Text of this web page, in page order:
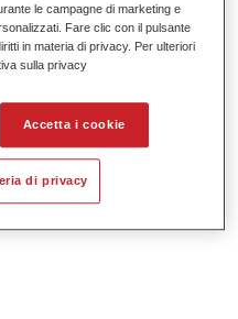
le campagne di marketing e
Fare clic con il pulsante
in materia di privacy. Per ulteriori
sulla privacy
Accetta i cookie
di privacy